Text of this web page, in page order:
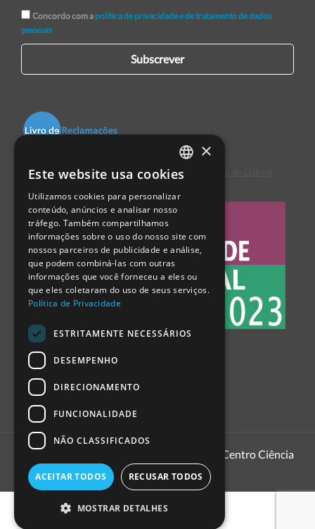
Concordo com a política de privacidade e de tratamento de dados
pessoais
Subscrever
Centro de Arbitragem de Conflitos de Consumo de Lisboa
1999 - 2026
Pavilhão do Conhecimento | Centro Ciência
PORTUGUESE
ENGLISH
SPANISH
×
Este website usa cookies
Utilizamos cookies para personalizar
conteúdo, anúncios e analisar nosso
tráfego. Também compartilhamos
informações sobre o uso do nosso site com
nossos parceiros de publicidade e análise,
que podem combiná-las com outras
informações que você forneceu a eles ou
que eles coletaram do uso de seus serviços.
Política de Privacidade
ESTRITAMENTE NECESSÁRIOS
DESEMPENHO
DIRECIONAMENTO
FUNCIONALIDADE
NÃO CLASSIFICADOS
ACEITAR TODOS RECUSAR TODOS
MOSTRAR DETALHES